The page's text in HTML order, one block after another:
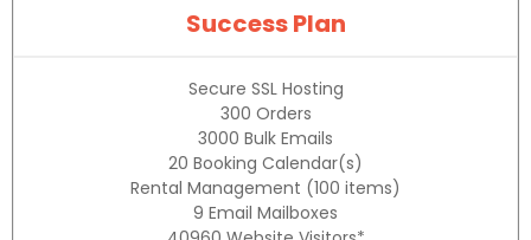
Success Plan
Secure SSL Hosting
300 Orders
3000 Bulk Emails
20 Booking Calendar(s)
Rental Management (100 items)
9 Email Mailboxes